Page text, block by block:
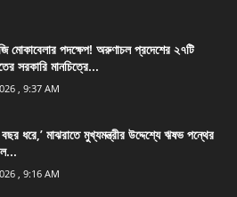
মোকাবেলার পদক্ষেপ! অরুণাচল প্রদেশের ২৭টি
সরকারি মানচিত্রে...
, 9:37 AM
ধরে,’ মাঝরাতে মুখ্যমন্ত্রীর উদ্দেশ্যে ঋষভ পন্থের
, 9:16 AM